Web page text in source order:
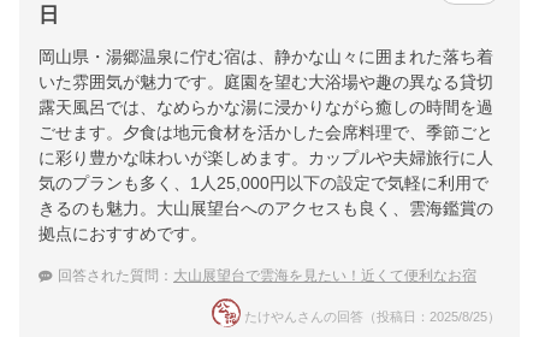
日
岡山県・湯郷温泉に佇む宿は、静かな山々に囲まれた落ち着
いた雰囲気が魅力です。庭園を望む大浴場や趣の異なる貸切
露天風呂では、なめらかな湯に浸かりながら癒しの時間を過
ごせます。夕食は地元食材を活かした会席料理で、季節ごと
に彩り豊かな味わいが楽しめます。カップルや夫婦旅行に人
気のプランも多く、1人25,000円以下の設定で気軽に利用で
きるのも魅力。大山展望台へのアクセスも良く、雲海鑑賞の
拠点におすすめです。
回答された質問： 大山展望台で雲海を見たい！近くて便利なお宿
たけやんさんの回答（投稿日：2025/8/25）